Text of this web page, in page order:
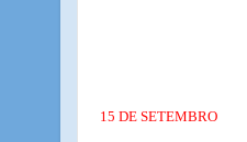
15 DE SETEMBRO